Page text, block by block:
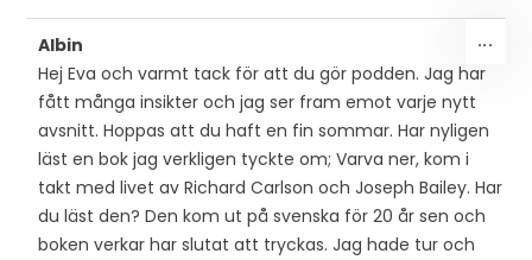
Albin
Hej Eva och varmt tack för att du gör podden. Jag har
fått många insikter och jag ser fram emot varje nytt
avsnitt. Hoppas att du haft en fin sommar. Har nyligen
läst en bok jag verkligen tyckte om; Varva ner, kom i
takt med livet av Richard Carlson och Joseph Bailey. Har
du läst den? Den kom ut på svenska för 20 år sen och
boken verkar har slutat att tryckas. Jag hade tur och
...